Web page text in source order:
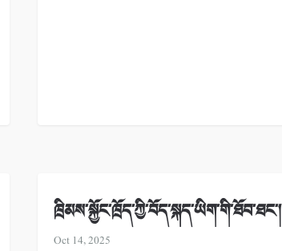
ཁྲིམས་སྐྱོང་ཁྲོད་ཀྱི་བོད་སྐད་ཡིག་གི་ཐོབ་ཐང་།
Oct 14, 2025